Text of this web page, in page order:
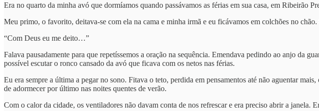
Era no quarto da minha avó que dormíamos quando passávamos as férias em sua casa, em Ribeirão
Meu primo, o favorito, deitava-se com ela na cama e minha irmã e eu ficávamos em colchões no
“Com Deus eu me deito…”
Falava pausadamente para que repetíssemos a oração na sequência. Emendava pedindo ao anjo da
possível escutar o ronco cansado da avó que ficava com os netos nas férias.
Eu era sempre a última a pegar no sono. Fitava o teto, perdida em pensamentos até não aguentar
de adormecer por último nas noites quentes de verão.
Com o calor da cidade, os ventiladores não davam conta de nos refrescar e era preciso abrir a janela.